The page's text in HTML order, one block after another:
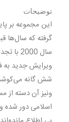
توضیحات
این مجموعه بر
گرفته که سال‌ها
سال
ویرایش جدید به
ونیز آن دسته از
اسلامی دور شده و